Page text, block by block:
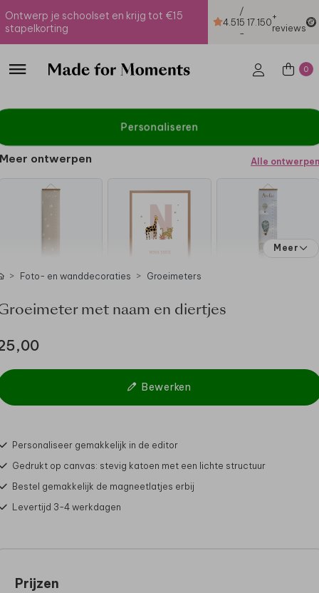
Ontwerp je schoolset en krijg tot €15
stapelkorting
4.51
/
5
-
17.150+
reviews
0
Personaliseren
Meer ontwerpen Alle ontwerpen
Meer
Foto- en wanddecoraties Groeimeters
met naam en diertjes
Bewerken
Personaliseer gemakkelijk in de editor
Gedrukt op canvas: stevig katoen met een lichte structuur
Bestel gemakkelijk de magneetlatjes erbij
Levertijd 3-4 werkdagen
Prijzen